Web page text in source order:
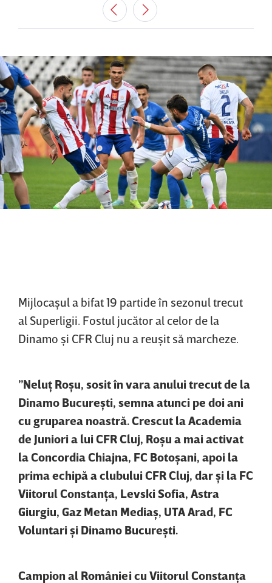
Mijlocaşul a bifat 19 partide în sezonul trecut
al Superligii. Fostul jucător al celor de la
Dinamo şi CFR Cluj nu a reuşit să marcheze.
”Neluţ Roşu, sosit în vara anului trecut de la
Dinamo Bucureşti, semna atunci pe doi ani
cu gruparea noastră. Crescut la Academia
de Juniori a lui CFR Cluj, Roşu a mai activat
la Concordia Chiajna, FC Botoşani, apoi la
prima echipă a clubului CFR Cluj, dar şi la FC
Viitorul Constanţa, Levski Sofia, Astra
Giurgiu, Gaz Metan Mediaş, UTA Arad, FC
Voluntari şi Dinamo Bucureşti.
Campion al României cu Viitorul Constanţa